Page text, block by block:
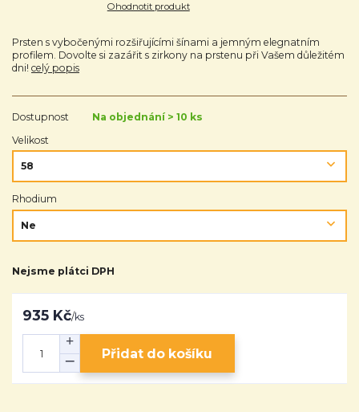
Ohodnotit produkt
Prsten s vybočenými rozšiřujícími šínami a jemným elegnatním
profilem. Dovolte si zazářit s zirkony na prstenu při Vašem důležitém
dni! celý popis
Dostupnost
Na objednání > 10 ks
Velikost
Rhodium
Nejsme plátci DPH
935 Kč/ks
Přidat do košíku